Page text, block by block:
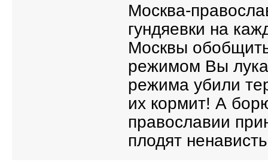
Москва-
гундяевки на
Москвы
режимом Вы
режима убили
их кормит! А
православии
плодят